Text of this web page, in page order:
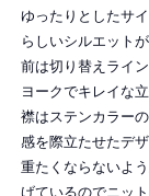
ゆったりとしたサ
らしいシルエット
前は切り替えライ
ヨークでキレイな
襟はステンカラー
感を際立たせたデ
重たくならないよ
げているのでニッ